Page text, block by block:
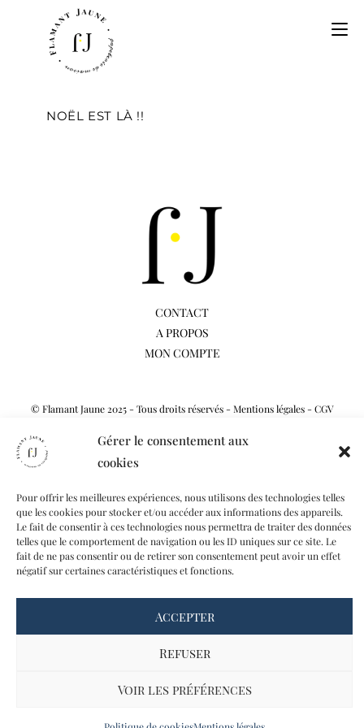
Gérer le consentement aux
cookies
Pour offrir les meilleures expériences, nous utilisons des technologies telles
que les cookies pour stocker et/ou accéder aux informations des appareils.
Le fait de consentir à ces technologies nous permettra de traiter des données
telles que le comportement de navigation ou les ID uniques sur ce site. Le
fait de ne pas consentir ou de retirer son consentement peut avoir un effet
négatif sur certaines caractéristiques et fonctions.
Accepter
Refuser
Voir les préférences
NOËL EST LÀ !!
CONTACT
A PROPOS
MON COMPTE
© Flamant Jaune 2025 - Tous droits réservés -Mentions légales-CGV